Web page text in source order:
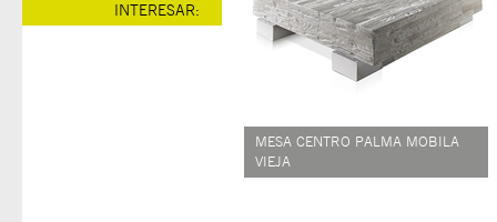
INTERESAR:
MESA CENTRO PALMA MOBILA
VIEJA